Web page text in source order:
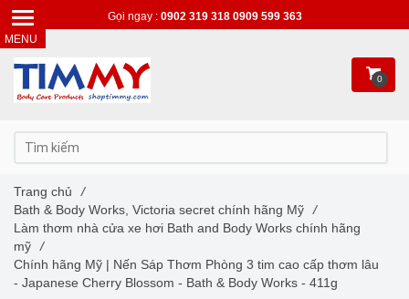
Trang chủ
/
Bath & Body Works, Victoria secret chính hãng Mỹ
/
Làm thơm nhà cửa xe hơi Bath and Body Works chính hãng
mỹ
/
Chính hãng Mỹ | Nến Sáp Thơm Phòng 3 tim cao cấp thơm lâu
- Japanese Cherry Blossom - Bath & Body Works - 411g
Gọi ngay : 0902 319 318 0909 599 363
0